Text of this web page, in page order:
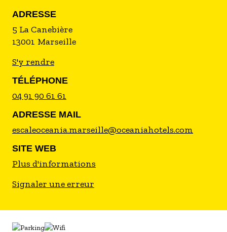
ADRESSE
5 La Canebière
13001 Marseille
S'y rendre
TÉLÉPHONE
04 91 90 61 61
ADRESSE MAIL
escaleoceania.marseille@oceaniahotels.com
SITE WEB
Plus d'informations
Signaler une erreur